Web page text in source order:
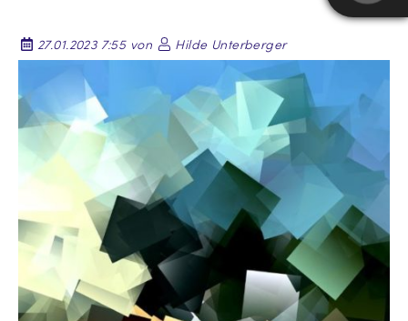
27.01.2023 7:55 von Hilde Unterberger